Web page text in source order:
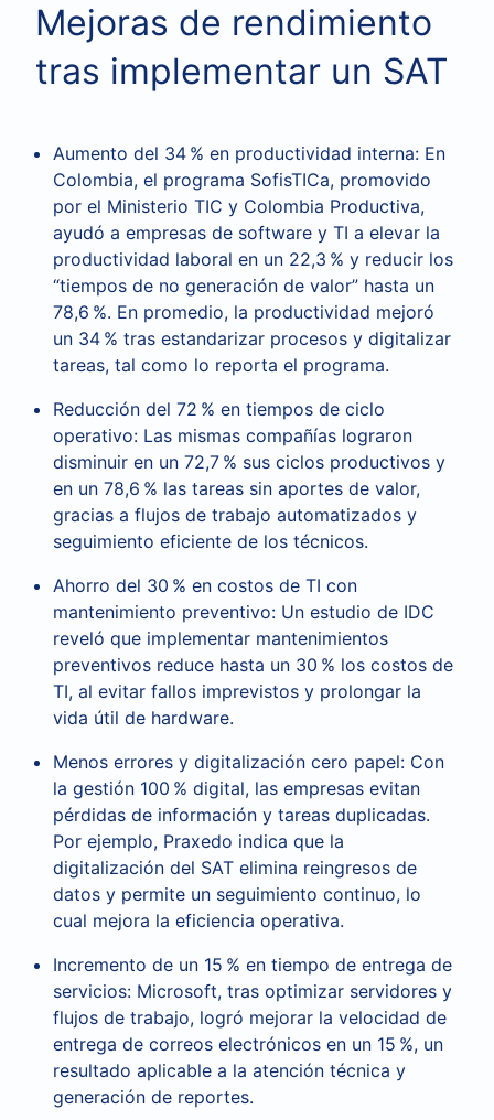
Mejoras de rendimiento
tras implementar un SAT
Aumento del 34 % en productividad interna: En
Colombia, el programa SofisTICa, promovido
por el Ministerio TIC y Colombia Productiva,
ayudó a empresas de software y TI a elevar la
productividad laboral en un 22,3 % y reducir los
“tiempos de no generación de valor” hasta un
78,6 %. En promedio, la productividad mejoró
un 34 % tras estandarizar procesos y digitalizar
tareas, tal como lo reporta el programa.
Reducción del 72 % en tiempos de ciclo
operativo: Las mismas compañías lograron
disminuir en un 72,7 % sus ciclos productivos y
en un 78,6 % las tareas sin aportes de valor,
gracias a flujos de trabajo automatizados y
seguimiento eficiente de los técnicos.
Ahorro del 30 % en costos de TI con
mantenimiento preventivo: Un estudio de IDC
reveló que implementar mantenimientos
preventivos reduce hasta un 30 % los costos de
TI, al evitar fallos imprevistos y prolongar la
vida útil de hardware.
Menos errores y digitalización cero papel: Con
la gestión 100 % digital, las empresas evitan
pérdidas de información y tareas duplicadas.
Por ejemplo, Praxedo indica que la
digitalización del SAT elimina reingresos de
datos y permite un seguimiento continuo, lo
cual mejora la eficiencia operativa.
Incremento de un 15 % en tiempo de entrega de
servicios: Microsoft, tras optimizar servidores y
flujos de trabajo, logró mejorar la velocidad de
entrega de correos electrónicos en un 15 %, un
resultado aplicable a la atención técnica y
generación de reportes.